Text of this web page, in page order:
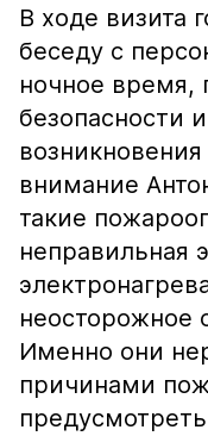
В ходе визита
беседу с
ночное время,
безопасности
внимание
такие
неправильная
неосторожное
Именно они
причинами